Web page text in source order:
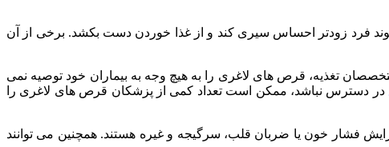
فرد زودتر احساس سیری کند و از غذا خوردن دست بکشد. برخی از آن
تغذیه، قرص ‌های لاغری را به هیچ وجه به بیماران خود توصیه نمی‌
در دسترس نباشد، ممکن است تعداد کمی از پزشکان قرص های لاغری را
فشار خون یا ضربان قلب، سرگیجه و غیره هستند. همچنین می توانند